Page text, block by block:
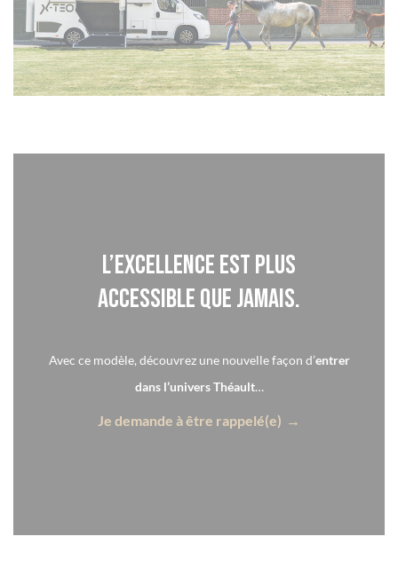
L’excellence est plus
accessible que jamais.
Avec ce modèle, découvrez une nouvelle façon d’entrer
dans l’univers Théault…
Je demande à être rappelé(e)